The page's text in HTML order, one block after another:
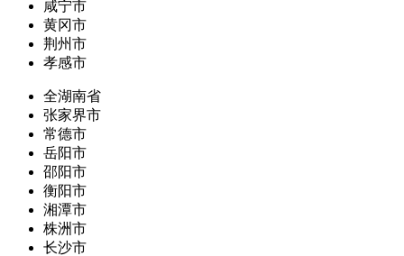
咸宁市
黄冈市
荆州市
孝感市
全湖南省
张家界市
常德市
岳阳市
邵阳市
衡阳市
湘潭市
株洲市
长沙市